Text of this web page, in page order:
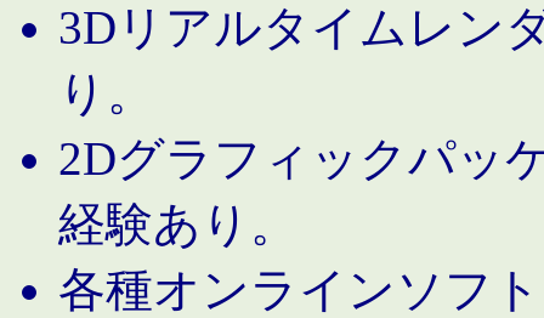
3Dリアルタイムレン
り。
2Dグラフィックパッ
経験あり。
各種オンラインソフ